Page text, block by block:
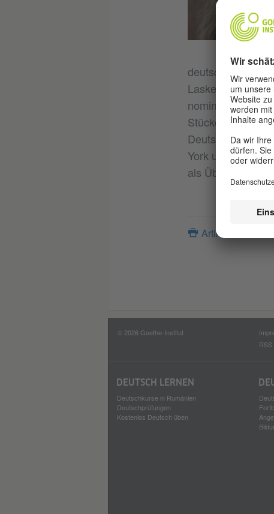
Lasker-Schüler-
nominiert für den
Stückemarkt
Deutschland,
York und Wien
als Übersetzerin.
Artikel drucken
© 2026 Goethe-Institut
RSS
DEUTSCH LERNEN
Deutschkurse in Rumänien
Deutschprüfungen
Kostenlos Deutsch üben